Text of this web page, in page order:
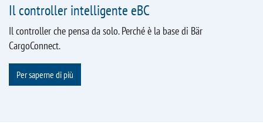
Il controller intelligente eBC
Il controller che pensa da solo. Perché è la base di Bär
CargoConnect.
Per saperne di più